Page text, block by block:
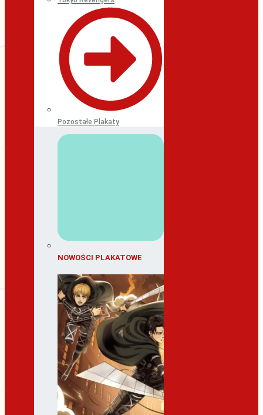
Pozostałe Plakaty
NOWOŚCI PLAKATOWE